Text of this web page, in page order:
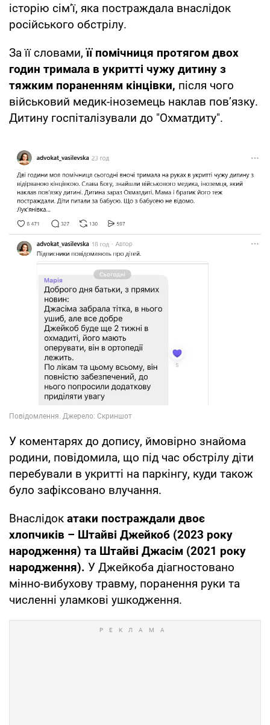
історію сім’ї, яка постраждала внаслідок
російського обстрілу.
За її словами, її помічниця протягом двох
годин тримала в укритті чужу дитину з
тяжким пораненням кінцівки, після чого
військовий медик-іноземець наклав пов’язку.
Дитину госпіталізували до "Охматдиту".
У коментарях до допису, ймовірно знайома
родини, повідомила, що під час обстрілу діти
перебували в укритті на паркінгу, куди також
було зафіксовано влучання.
Внаслідок атаки постраждали двоє
хлопчиків – Штайві Джейкоб (2023 року
народження) та Штайві Джасім (2021 року
народження). У Джейкоба діагностовано
мінно-вибухову травму, поранення руки та
численні уламкові ушкодження.